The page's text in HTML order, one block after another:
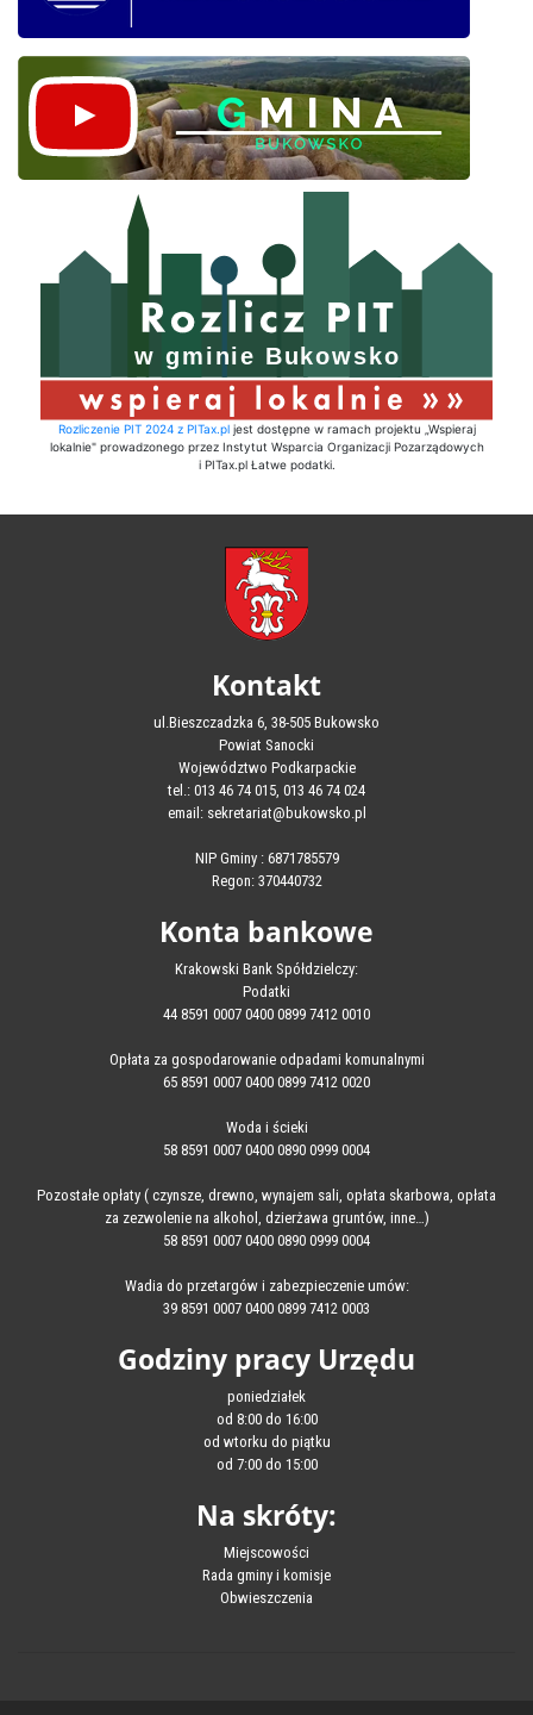
Rozliczenie PIT 2024 z PITax.pljest dostępne w ramach projektu „Wspieraj
lokalnie" prowadzonego przez Instytut Wsparcia Organizacji Pozarządowych
i PITax.pl Łatwe podatki.
Kontakt
ul.Bieszczadzka 6, 38-505 Bukowsko
Powiat Sanocki
Województwo Podkarpackie
tel.: 013 46 74 015, 013 46 74 024
email: sekretariat@bukowsko.pl
NIP Gminy : 6871785579
Regon: 370440732
Konta bankowe
Krakowski Bank Spółdzielczy:
Podatki
44 8591 0007 0400 0899 7412 0010
Opłata za gospodarowanie odpadami komunalnymi
65 8591 0007 0400 0899 7412 0020
Woda i ścieki
58 8591 0007 0400 0890 0999 0004
Pozostałe opłaty ( czynsze, drewno, wynajem sali, opłata skarbowa, opłata
za zezwolenie na alkohol, dzierżawa gruntów, inne…)
58 8591 0007 0400 0890 0999 0004
Wadia do przetargów i zabezpieczenie umów:
39 8591 0007 0400 0899 7412 0003
Godziny pracy Urzędu
poniedziałek
od 8:00 do 16:00
od wtorku do piątku
od 7:00 do 15:00
Na skróty:
Miejscowości
Rada gminy i komisje
Obwieszczenia